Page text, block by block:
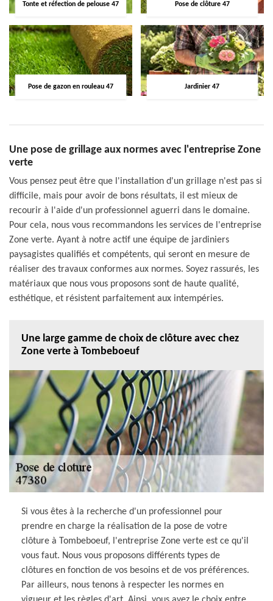
Tonte et réfection de pelouse 47 Pose de clôture 47
Pose de gazon en rouleau 47 Jardinier 47
Une pose de grillage aux normes avec l'entreprise Zone
verte
Vous pensez peut être que l'installation d'un grillage n'est pas si
difficile, mais pour avoir de bons résultats, il est mieux de
recourir à l'aide d'un professionnel aguerri dans le domaine.
Pour cela, nous vous recommandons les services de l'entreprise
Zone verte. Ayant à notre actif une équipe de jardiniers
paysagistes qualifiés et compétents, qui seront en mesure de
réaliser des travaux conformes aux normes. Soyez rassurés, les
matériaux que nous vous proposons sont de haute qualité,
esthétique, et résistent parfaitement aux intempéries.
Une large gamme de choix de clôture avec chez
Zone verte à Tombeboeuf
Si vous êtes à la recherche d'un professionnel pour
prendre en charge la réalisation de la pose de votre
clôture à Tombeboeuf, l'entreprise Zone verte est ce qu'il
vous faut. Nous vous proposons différents types de
clôtures en fonction de vos besoins et de vos préférences.
Par ailleurs, nous tenons à respecter les normes en